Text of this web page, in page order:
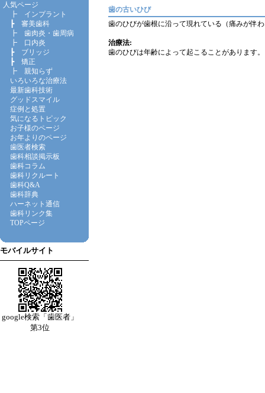
人気ページ
┣ インプラント
┣ 審美歯科
┣ 歯肉炎・歯周病
┣ 口内炎
┣ ブリッジ
┣ 矯正
┣ 親知らず
いろいろな治療法
最新歯科技術
グッドスマイル
症例と処置
気になるトピック
お子様のページ
お年よりのページ
歯医者検索
歯科相談掲示板
歯科コラム
歯科リクルート
歯科Q&A
歯科辞典
ハーネット通信
歯科リンク集
TOPページ
モバイルサイト
google検索「歯医者」
第3位
歯の古いひび
歯のひびが歯根に沿って現れている（痛みが伴
治療法:
歯のひびは年齢によって起こることがあります